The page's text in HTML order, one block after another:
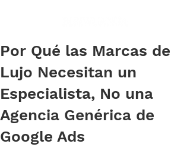
Por Qué las Marcas de
Lujo Necesitan un
Especialista, No una
Agencia Genérica de
Google Ads